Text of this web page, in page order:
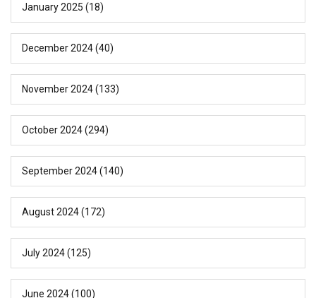
January 2025 (18)
December 2024(40)
November 2024(133)
October 2024(294)
September 2024(140)
August 2024(172)
July 2024(125)
June 2024(100)